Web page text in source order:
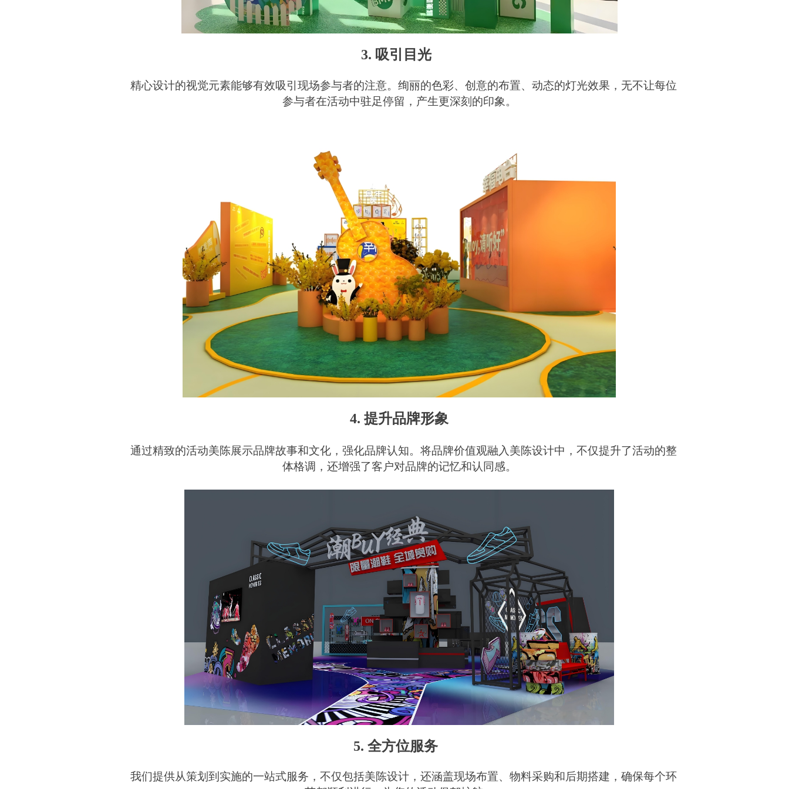
3. 吸引目光
精心设计的视觉元素能够有效吸引现场参与者的注意。绚丽的色彩、创意的布置、动态的灯光效果，无不让每位
参与者在活动中驻足停留，产生更深刻的印象。
4. 提升品牌形象
通过精致的活动美陈展示品牌故事和文化，强化品牌认知。将品牌价值观融入美陈设计中，不仅提升了活动的整
体格调，还增强了客户对品牌的记忆和认同感。
5. 全方位服务
我们提供从策划到实施的一站式服务，不仅包括美陈设计，还涵盖现场布置、物料采购和后期搭建，确保每个环